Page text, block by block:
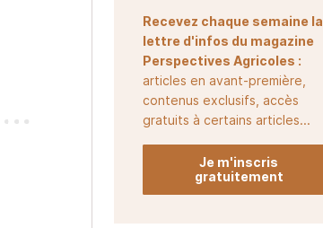
Recevez chaque semaine la
lettre d'infos du magazine
Perspectives Agricoles :
articles en avant-première,
contenus exclusifs, accès
gratuits à certains articles...
Je m'inscris
gratuitement